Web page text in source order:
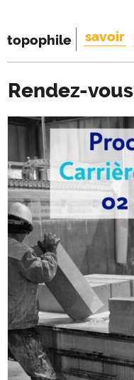
topophile savoir
Rendez-vous